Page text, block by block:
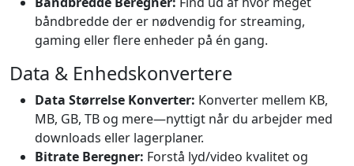
båndbredde der er nødvendig for streaming,
gaming eller flere enheder på én gang.
Data & Enhedskonvertere
Data Størrelse Konverter: Konverter mellem KB,
MB, GB, TB og mere—nyttigt når du arbejder med
downloads eller lagerplaner.
Bitrate Beregner: Forstå lyd/video kvalitet og